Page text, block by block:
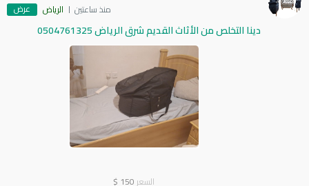
منذ ساعتين
الرياض عرض
دينا التخلص من الأثاث القديم شرق الرياض 0504761325
السعر 150
$